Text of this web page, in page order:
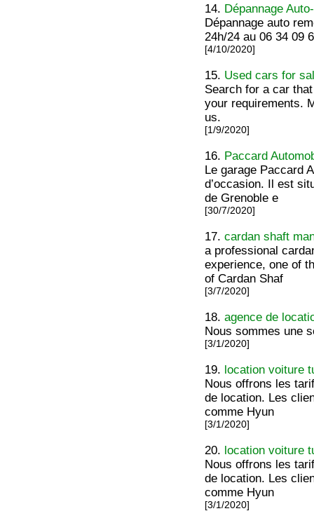
14. Dépannage
Dépannage auto
24h/24 au 06 34 09
[4/10/2020]
15. Used cars for
Search for a car
your requirements.
us.
[1/9/2020]
16. Paccard
Le garage Paccard
d’occasion. Il est
de Grenoble e
[30/7/2020]
17.cardan shaft
a professional
experience, one of
of Cardan Shaf
[3/7/2020]
18.agence de
Nous sommes une
[3/1/2020]
19. location voiture
Nous offrons les
de location. Les
comme Hyun
[3/1/2020]
20. location voiture
Nous offrons les
de location. Les
comme Hyun
[3/1/2020]